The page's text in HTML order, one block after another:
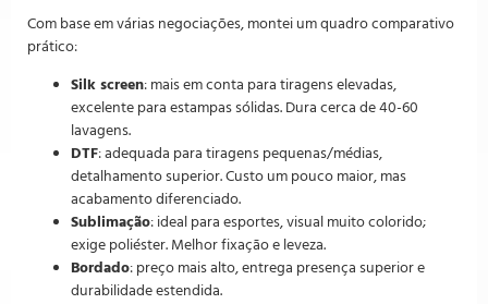
Com base em várias negociações, montei um quadro comparativo
prático:
Silk screen: mais em conta para tiragens elevadas,
excelente para estampas sólidas. Dura cerca de 40-60
lavagens.
DTF: adequada para tiragens pequenas/médias,
detalhamento superior. Custo um pouco maior, mas
acabamento diferenciado.
Sublimação: ideal para esportes, visual muito colorido;
exige poliéster. Melhor fixação e leveza.
Bordado: preço mais alto, entrega presença superior e
durabilidade estendida.